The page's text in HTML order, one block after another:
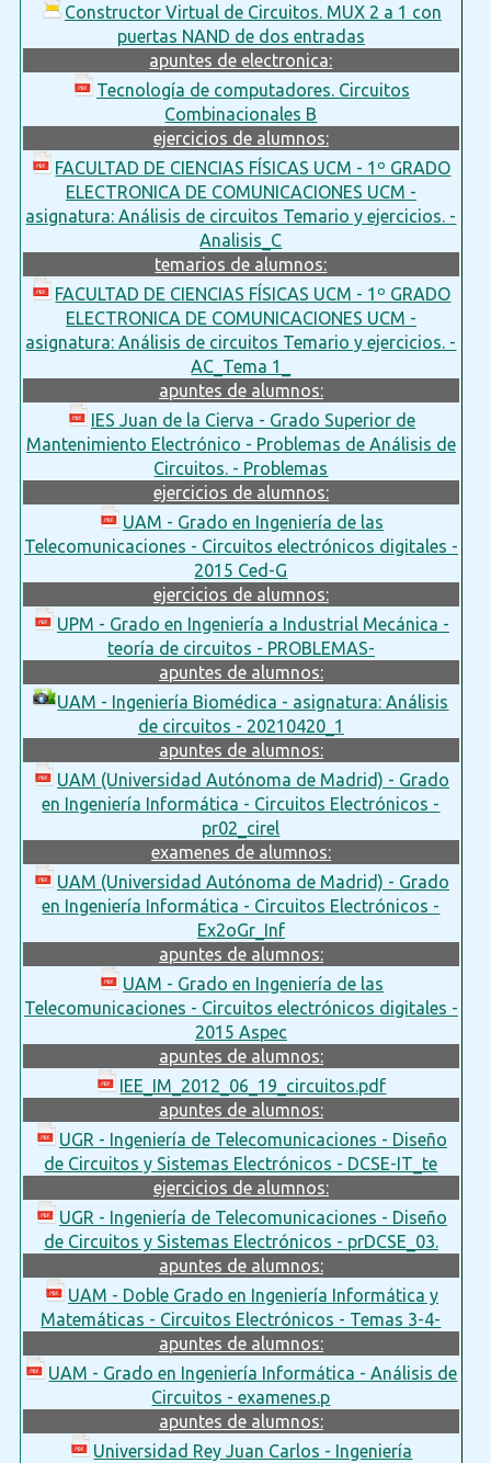
Constructor Virtual de Circuitos. MUX 2 a 1 con
puertas NAND de dos entradas
apuntes de electronica:
Tecnología de computadores. Circuitos
Combinacionales B
ejercicios de alumnos:
FACULTAD DE CIENCIAS FÍSICAS UCM - 1º GRADO
ELECTRONICA DE COMUNICACIONES UCM -
asignatura: Análisis de circuitos Temario y ejercicios. -
Analisis_C
temarios de alumnos:
FACULTAD DE CIENCIAS FÍSICAS UCM - 1º GRADO
ELECTRONICA DE COMUNICACIONES UCM -
asignatura: Análisis de circuitos Temario y ejercicios. -
AC_Tema 1_
apuntes de alumnos:
IES Juan de la Cierva - Grado Superior de
Mantenimiento Electrónico - Problemas de Análisis de
Circuitos. - Problemas
ejercicios de alumnos:
UAM - Grado en Ingeniería de las
Telecomunicaciones - Circuitos electrónicos digitales -
2015 Ced-G
ejercicios de alumnos:
UPM - Grado en Ingeniería a Industrial Mecánica -
teoría de circuitos - PROBLEMAS-
apuntes de alumnos:
UAM - Ingeniería Biomédica - asignatura: Análisis
de circuitos - 20210420_1
apuntes de alumnos:
UAM (Universidad Autónoma de Madrid) - Grado
en Ingeniería Informática - Circuitos Electrónicos -
pr02_cirel
examenes de alumnos:
UAM (Universidad Autónoma de Madrid) - Grado
en Ingeniería Informática - Circuitos Electrónicos -
Ex2oGr_Inf
apuntes de alumnos:
UAM - Grado en Ingeniería de las
Telecomunicaciones - Circuitos electrónicos digitales -
2015 Aspec
apuntes de alumnos:
IEE_IM_2012_06_19_circuitos.pdf
apuntes de alumnos:
UGR - Ingeniería de Telecomunicaciones - Diseño
de Circuitos y Sistemas Electrónicos - DCSE-IT_te
ejercicios de alumnos:
UGR - Ingeniería de Telecomunicaciones - Diseño
de Circuitos y Sistemas Electrónicos - prDCSE_03.
apuntes de alumnos:
UAM - Doble Grado en Ingeniería Informática y
Matemáticas - Circuitos Electrónicos - Temas 3-4-
apuntes de alumnos:
UAM - Grado en Ingeniería Informática - Análisis de
Circuitos - examenes.p
apuntes de alumnos:
Universidad Rey Juan Carlos - Ingeniería